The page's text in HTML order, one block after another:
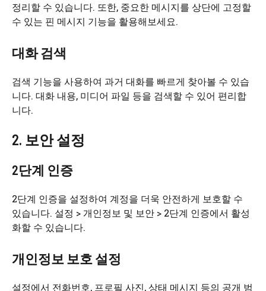
정리할 수 있습니다. 또한, 중요한 메시지를 상단에 고정할
수 있는 핀 메시지 기능을 활용해보세요.
대화 검색
검색 기능을 사용하여 과거 대화를 빠르게 찾아볼 수 있습
니다. 대화 내용, 미디어 파일 등을 검색할 수 있어 편리합
니다.
2. 보안 설정
2단계 인증
2단계 인증을 설정하여 계정을 더욱 안전하게 보호할 수
있습니다. 설정 > 개인정보 및 보안 > 2단계 인증에서 활성
화할 수 있습니다.
개인정보 보호 설정
설정에서 전화번호, 프로필 사진, 상태 메시지 등의 공개 범